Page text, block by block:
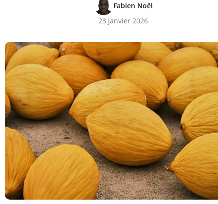
Fabien Noël
23 janvier 2026